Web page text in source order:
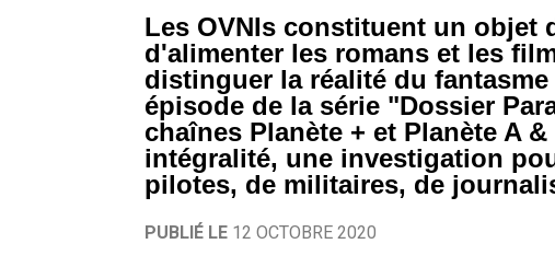
Les OVNIs constituent un objet
d'alimenter les romans et les
distinguer la réalité du
épisode de la série "Dossier
chaînes Planète + et Planète A
intégralité, une investigation
pilotes, de militaires, de
PUBLIÉ LE 12 OCTOBRE 2020